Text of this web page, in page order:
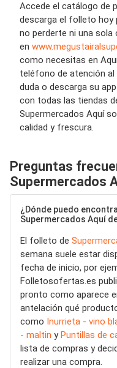
Accede el catálogo de
descarga el folleto hoy
no perderte ni una sola
en
como necesitas en
teléfono de atención al
duda o descarga su
con todas las tiendas
Supermercados Aquí
calidad y frescura.
Preguntas
Supermercados
¿Dónde puedo
Supermercados Aquí
El folleto de
semana suele estar
fecha de inicio, por
Folletosofertas.es
pronto como aparece
antelación qué
como Inurrieta - vino
- maltin yPuntillas de
lista de compras y
realizar una compra.